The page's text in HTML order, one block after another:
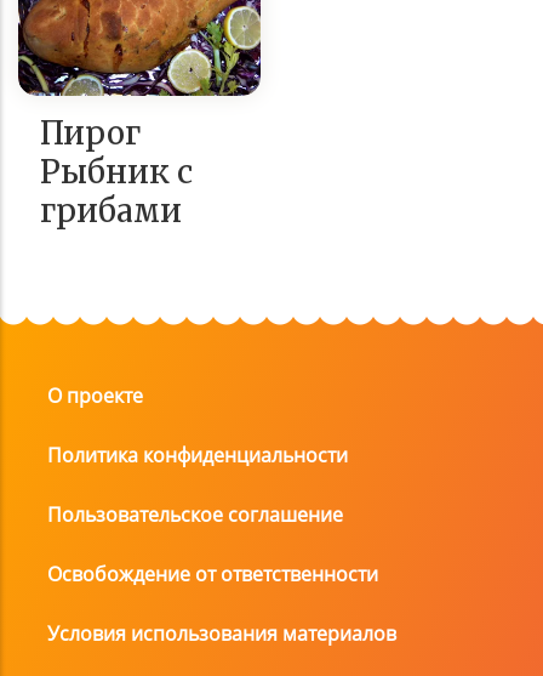
Пирог
Рыбник с
грибами
О проекте
Политика конфиденциальности
Пользовательское соглашение
Освобождение от ответственности
Условия использования материалов